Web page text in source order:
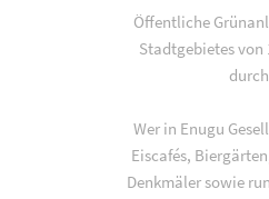
Öffentliche
Stadtgebietes von
Wer in Enugu
Eiscafés,
Denkmäler sowie